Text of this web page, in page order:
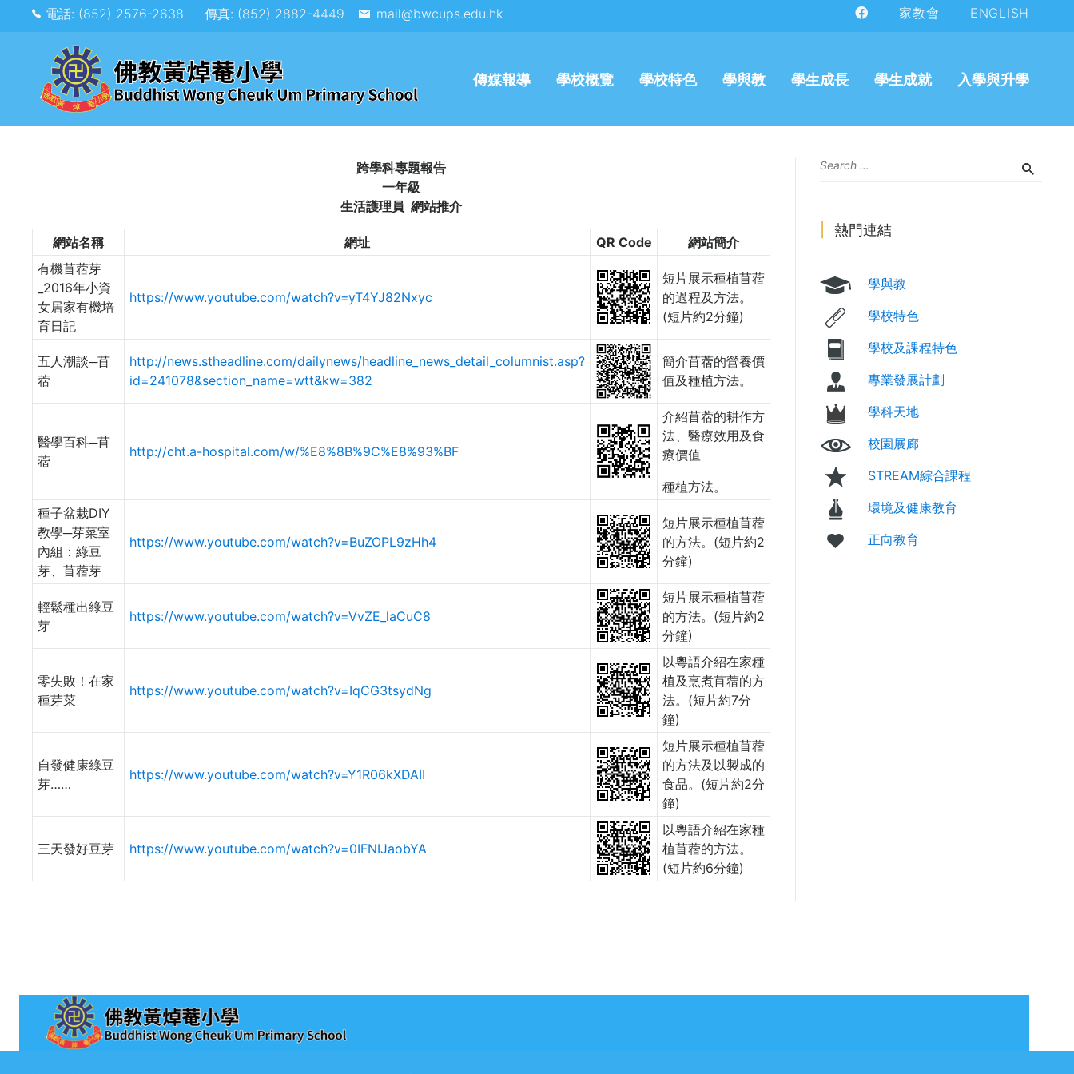
電話: (852) 2576-2638 傳真: (852) 2882-4449 mail@bwcups.edu.hk 家教會 ENGLISH
傳媒報導 學校概覽 學校特色 學與教 學生成長 學生成就 入學與升學
跨學科專題報告
一年級
生活護理員 網站推介
網站名稱 網址 QR Code
網站簡介
有機苜蓿芽
_2016年小資
女居家有機培
育日記
https://www.youtube.com/watch?v=yT4YJ82Nxyc
短片展示種植苜蓿
的過程及方法。
(短片約2分鐘)
五人潮談─苜
蓿
http://news.stheadline.com/dailynews/headline_news_detail_columnist.asp?
id=241078&section_name=wtt&kw=382
簡介苜蓿的營養價
值及種植方法。
醫學百科─苜
蓿
http://cht.a-hospital.com/w/%E8%8B%9C%E8%93%BF
介紹苜蓿的耕作方
法、醫療效用及食
療價值
種植方法。
種子盆栽DIY
教學─芽菜室
內組：綠豆
芽、苜蓿芽
https://www.youtube.com/watch?v=BuZOPL9zHh4
短片展示種植苜蓿
的方法。(短片約2
分鐘)
輕鬆種出綠豆
芽
https://www.youtube.com/watch?v=VvZE_laCuC8
短片展示種植苜蓿
的方法。(短片約2
分鐘)
零失敗！在家
種芽菜
https://www.youtube.com/watch?v=IqCG3tsydNg
以粵語介紹在家種
植及烹煮苜蓿的方
法。(短片約7分
鐘)
自發健康綠豆
芽……
https://www.youtube.com/watch?v=Y1R06kXDAII
短片展示種植苜蓿
的方法及以製成的
食品。(短片約2分
鐘)
三天發好豆芽 https://www.youtube.com/watch?v=0IFNIJaobYA
以粵語介紹在家種
植苜蓿的方法。
(短片約6分鐘)
熱門連結
學與教
學校特色
學校及課程特色
專業發展計劃
學科天地
校園展廊
STREAM綜合課程
環境及健康教育
正向教育